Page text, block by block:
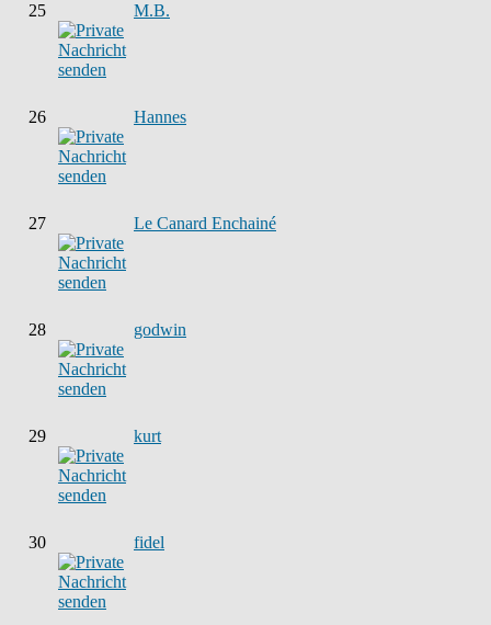
25 M.B.
26 Hannes
27 Le Canard Enchainé
28 godwin
29 kurt
30 fidel